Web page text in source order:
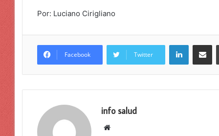
Por: Luciano Cirigliano
Facebook Twitter
LinkedIn
info salud
Sitio